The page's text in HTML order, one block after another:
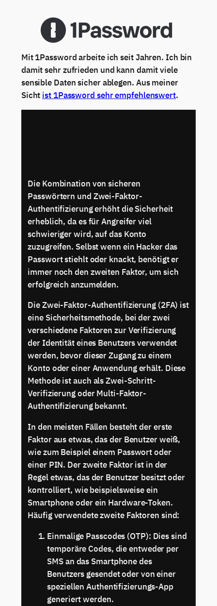
Mit 1Password arbeite ich seit Jahren. Ich bin
damit sehr zufrieden und kann damit viele
sensible Daten sicher ablegen. Aus meiner
Sicht ist 1Password sehr empfehlenswert.
Die Kombination von sicheren
Passwörtern und Zwei-Faktor-
Authentifizierung erhöht die Sicherheit
erheblich, da es für Angreifer viel
schwieriger wird, auf das Konto
zuzugreifen. Selbst wenn ein Hacker das
Passwort stiehlt oder knackt, benötigt er
immer noch den zweiten Faktor, um sich
erfolgreich anzumelden.
Die Zwei-Faktor-Authentifizierung (2FA) ist
eine Sicherheitsmethode, bei der zwei
verschiedene Faktoren zur Verifizierung
der Identität eines Benutzers verwendet
werden, bevor dieser Zugang zu einem
Konto oder einer Anwendung erhält. Diese
Methode ist auch als Zwei-Schritt-
Verifizierung oder Multi-Faktor-
Authentifizierung bekannt.
In den meisten Fällen besteht der erste
Faktor aus etwas, das der Benutzer weiß,
wie zum Beispiel einem Passwort oder
einer PIN. Der zweite Faktor ist in der
Regel etwas, das der Benutzer besitzt oder
kontrolliert, wie beispielsweise ein
Smartphone oder ein Hardware-Token.
Häufig verwendete zweite Faktoren sind:
Einmalige Passcodes (OTP): Dies sind
temporäre Codes, die entweder per
SMS an das Smartphone des
Benutzers gesendet oder von einer
speziellen Authentifizierungs-App
generiert werden.